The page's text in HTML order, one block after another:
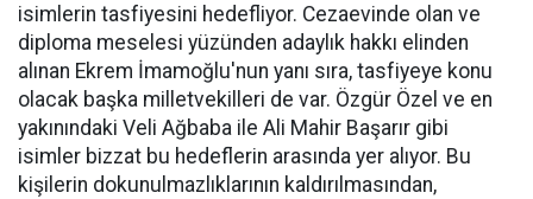
isimlerin tasfiyesini hedefliyor. Cezaevinde olan ve
diploma meselesi yüzünden adaylık hakkı elinden
alınan Ekrem İmamoğlu'nun yanı sıra, tasfiyeye konu
olacak başka milletvekilleri de var. Özgür Özel ve en
yakınındaki Veli Ağbaba ile Ali Mahir Başarır gibi
isimler bizzat bu hedeflerin arasında yer alıyor. Bu
kişilerin dokunulmazlıklarının kaldırılmasından,